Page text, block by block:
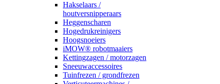
Hakselaars /
houtversnipperaars
Heggenscharen
Hogedrukreinigers
Hoogsnoeiers
iMOW® robotmaaiers
Kettingzagen / motorzagen
Sneeuwaccessoires
Tuinfrezen / grondfrezen